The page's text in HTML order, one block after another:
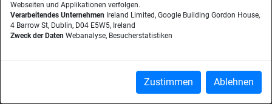
Herausgeberin:Nicole Lehnert
Westheimer Str. 18
86356 Neusäß
wissensmanagement.net
Copyright © 2026
Webseiten und Applikationen verfolgen.
Verarbeitendes Unternehmen Ireland Limited, Google Building Gordon House,
4 Barrow St, Dublin, D04 E5W5, Ireland
Zweck der Daten Webanalyse, Besucherstatistiken
Zustimmen Ablehnen